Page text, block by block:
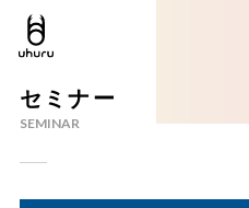
セミナー
SEMINAR